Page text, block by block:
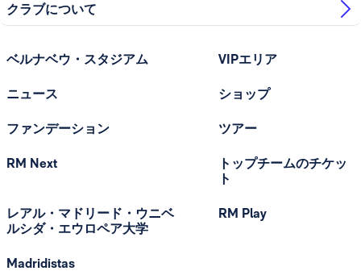
クラブについて
ベルナベウ・スタジアム
ニュース
ファンデーション
RM Next
レアル・マドリード・ウニベ
ルシダ・エウロペア大学
Madridistas
VIPエリア
ショップ
ツアー
トップチームのチケッ
ト
RM Play